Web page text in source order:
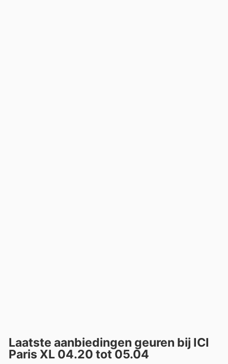
Laatste aanbiedingen geuren bij ICI
Paris XL 04.20 tot 05.04